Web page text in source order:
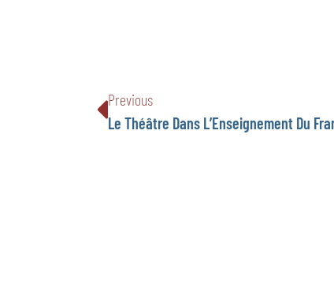
Previous
Le Théâtre Dans L’Enseignement Du